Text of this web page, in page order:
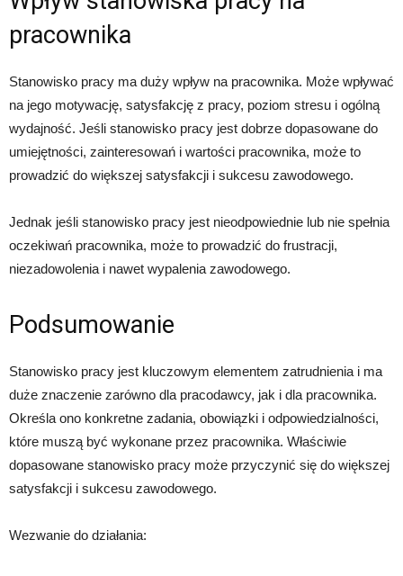
pracownika
Stanowisko pracy ma duży wpływ na pracownika. Może wpływać
na jego motywację, satysfakcję z pracy, poziom stresu i ogólną
wydajność. Jeśli stanowisko pracy jest dobrze dopasowane do
umiejętności, zainteresowań i wartości pracownika, może to
prowadzić do większej satysfakcji i sukcesu zawodowego.
Jednak jeśli stanowisko pracy jest nieodpowiednie lub nie spełnia
oczekiwań pracownika, może to prowadzić do frustracji,
niezadowolenia i nawet wypalenia zawodowego.
Podsumowanie
Stanowisko pracy jest kluczowym elementem zatrudnienia i ma
duże znaczenie zarówno dla pracodawcy, jak i dla pracownika.
Określa ono konkretne zadania, obowiązki i odpowiedzialności,
które muszą być wykonane przez pracownika. Właściwie
dopasowane stanowisko pracy może przyczynić się do większej
satysfakcji i sukcesu zawodowego.
Wezwanie do działania: